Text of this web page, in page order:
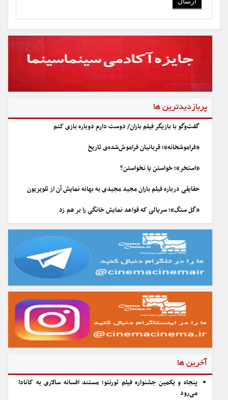
پربازدیدترین ها
گفت‌وگو با بازیگر فیلم باران/ دوست دارم دوباره بازی کنم
«فراموشخانه»؛ قربانیان فراموش‌شده‌ی تاریخ
«استخر»؛ خواستن یا نخواستن؟
حقایقی درباره فیلم باران مجید مجیدی به بهانه نمایش آن از تلویزیون
«گل سنگ»؛ سریالی که قواعد نمایش خانگی را بر هم زد
آخرین ها
پنجاه و یکمین جشنواره فیلم تورنتو؛ مستند افسانه سالاری به کانادا
می‌رود